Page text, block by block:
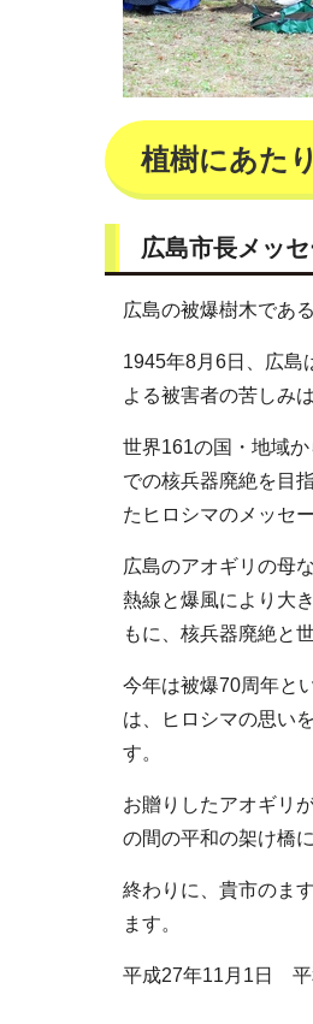
植樹にあた
広島市長メッ
広島の被爆樹木であ
1945年8月6日、広島
よる被害者の苦しみ
世界161の国・地域
での核兵器廃絶を目
たヒロシマのメッセ
広島のアオギリの母
熱線と爆風により大
もに、核兵器廃絶と
今年は被爆70周年と
は、ヒロシマの思い
す。
お贈りしたアオギリ
の間の平和の架け橋
終わりに、貴市のま
ます。
平成27年11月1日